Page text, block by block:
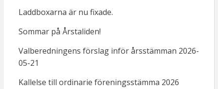
Laddboxarna är nu fixade.
Sommar på Årstaliden!
Valberedningens förslag inför årsstämman 2026-
05-21
Kallelse till ordinarie föreningsstämma 2026